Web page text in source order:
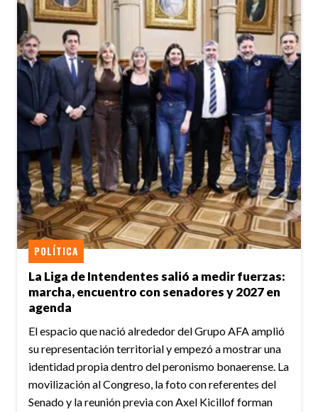
La Liga de Intendentes salió a medir fuerzas:
marcha, encuentro con senadores y 2027 en
agenda
POLÍTICA
El espacio que nació alrededor del Grupo AFA amplió
su representación territorial y empezó a mostrar una
identidad propia dentro del peronismo bonaerense. La
movilización al Congreso, la foto con referentes del
Senado y la reunión previa con Axel Kicillof forman